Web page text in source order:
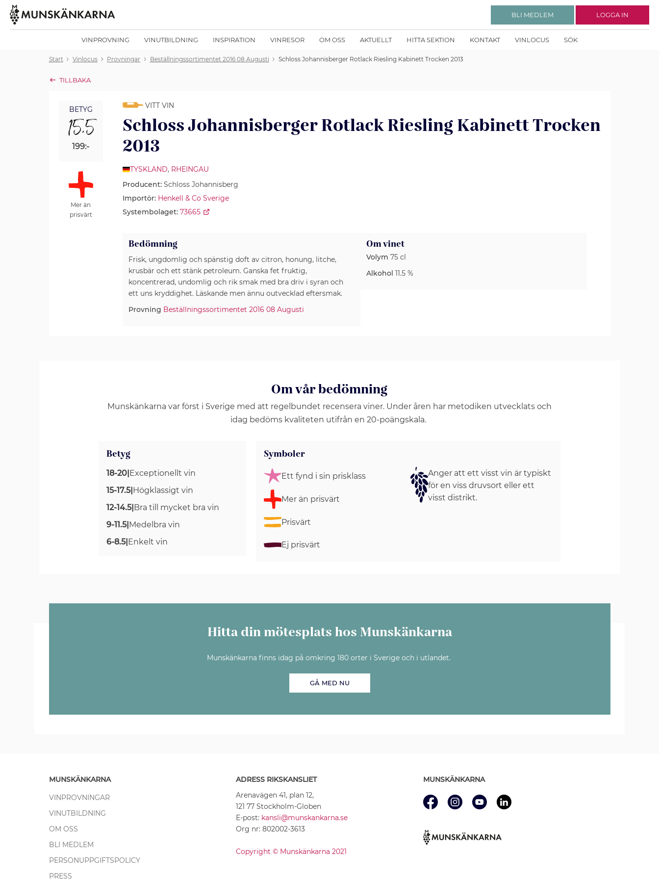
VINPROVNING VINUTBILDNING INSPIRATION VINRESOR OM OSS AKTUELLT HITTA SEKTION KONTAKT VINLOCUS SÖK
BLI MEDLEM LOGGA IN
Start Vinlocus Provningar Beställningssortimentet 2016 08 Augusti Schloss Johannisberger Rotlack Riesling Kabinett Trocken 2013
TILLBAKA
BETYG
15,5
199:-
Mer än
prisvärt
VITT VIN
Schloss Johannisberger Rotlack Riesling Kabinett Trocken
2013
TYSKLAND, RHEINGAU
Producent:Schloss Johannisberg
Importör: Henkell & Co Sverige
Systembolaget: 73665
Bedömning
Frisk, ungdomlig och spänstig doft av citron, honung, litche,
krusbär och ett stänk petroleum. Ganska fet fruktig,
koncentrerad, undomlig och rik smak med bra driv i syran och
Provning Beställningssortimentet 2016 08 Augusti
Om vinet
Volym 75 cl
Alkohol 11.5 %
Om vår bedömning
Munskänkarna var först i Sverige med att regelbundet recensera viner. Under åren har metodiken utvecklats och
idag bedöms kvaliteten utifrån en 20-poängskala.
Betyg
18-20|Exceptionellt vin
15-17.5|Högklassigt vin
12-14.5|Bra till mycket bra vin
9-11.5|Medelbra vin
6-8.5|Enkelt vin
Symboler
Ett fynd i sin prisklass
Mer än prisvärt
Prisvärt
Ej prisvärt
Anger att ett visst vin är typiskt
för en viss druvsort eller ett
visst distrikt.
Hitta din mötesplats hos Munskänkarna
Munskänkarna finns idag på omkring 180 orter i Sverige och i utlandet.
GÅ MED NU
MUNSKÄNKARNA
VINPROVNINGAR
VINUTBILDNING
OM OSS
BLI MEDLEM
PERSONUPPGIFTSPOLICY
PRESS
ADRESS RIKSKANSLIET
Arenavägen 41, plan 12,
121 77 Stockholm-Globen
E-post: kansli@munskankarna.se
Org nr: 802002-3613
Copyright © Munskänkarna 2021
MUNSKÄNKARNA